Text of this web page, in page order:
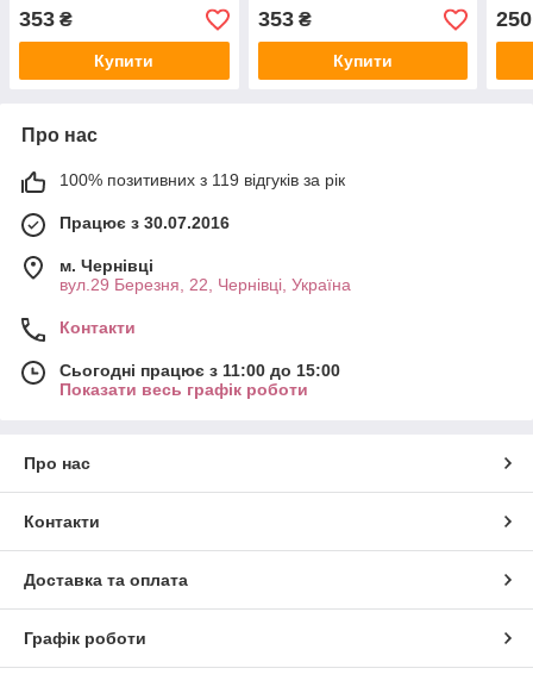
353 ₴
Купити
353₴
Купити
250
Про нас
100% позитивних з 119 відгуків за рік
Працює з 30.07.2016
м. Чернівці
вул.29 Березня, 22, Чернівці, Україна
Контакти
Сьогодні працює з 11:00 до 15:00
Показати весь графік роботи
Про нас
Контакти
Доставка та оплата
Графік роботи